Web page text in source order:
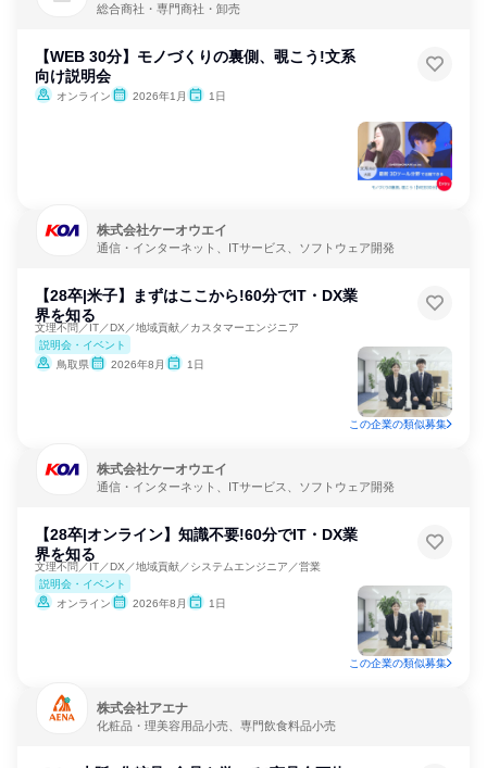
総合商社・専門商社・卸売
【WEB 30分】モノづくりの裏側、覗こう!文系
向け説明会
オンライン 2026年1月 1日
株式会社ケーオウエイ
通信・インターネット、ITサービス、ソフトウェア開発
【28卒|米子】まずはここから!60分でIT・DX業
界を知る
文理不問／IT／DX／地域貢献／カスタマーエンジニア
説明会・イベント
鳥取県
2026年8月 1日
この企業の類似募集
株式会社ケーオウエイ
通信・インターネット、ITサービス、ソフトウェア開発
【28卒|オンライン】知識不要!60分でIT・DX業
界を知る
文理不問／IT／DX／地域貢献／システムエンジニア／営業
説明会・イベント
オンライン
2026年8月 1日
この企業の類似募集
株式会社アエナ
化粧品・理美容用品小売、専門飲食料品小売